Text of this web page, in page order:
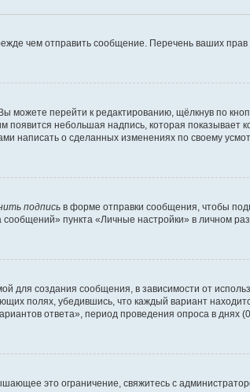
чем отправить сообщение. Перечень ваших прав
можете перейти к редактированию, щёлкнув по
небольшая надпись, которая показывает
написать о сделанных изменениях по своему
подпись в форме отправки сообщения, чтобы
пункта «Личные настройки» в личном
для создания сообщения, в зависимости от
полях, убедившись, что каждый вариант
ответа», период проведения опроса в днях
это ограничение, свяжитесь с